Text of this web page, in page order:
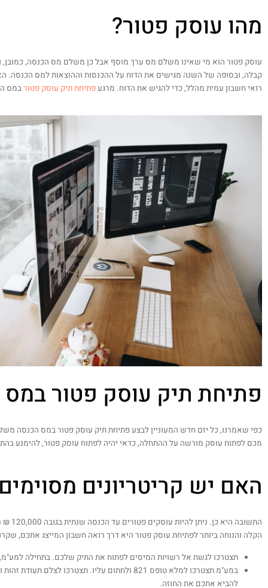
מהו עוסק פטור?
עוסק פטור הוא מי שאינו משלם מס ערך מוסף אבל כן משלם מס הכנסה,
קבלה, ובסופה של השנה מגישים את הדוח על ההכנסות וההוצאות למס הכנסה.
רואי חשבון עמית מהלל, כדי להגיש את הדוח. מרגעפתיחת תיק עוסק פטורבמס
פתיחת תיק עוסק פטור
כפי שאמרנו, כל יזם חדש המעוניין לבצע פתיחת תיק עוסק פטור במס הכנסה
מכם לפתוח עוסק מורשה על ההתחלה, כדאי יהיה לפתוח עוסק פטור, להימנע
האם יש קריטריונים
הקלה והנוחה ביותר לפתיחת עוסק פטור היא דרך רואה חשבון המייצג אתכם,
תצטרכו לגשת אל רשויות המיסים לפתוח את התיק שלכם. בתחילה
במע"מ תצטרכו למלא טופס 821 ולחתום עליו.
להביא אתכם את החוזה.